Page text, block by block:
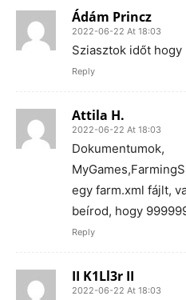
Ádám Princz
2022-06-22 At 18:03
Sziasztok időt
Reply
Attila H.
2022-06-22 At 18:03
Dokumentumok,
egy farm.xml fájlt,
beírod, hogy
Reply
II K1Ll3r II
2022-06-22 At 18:03